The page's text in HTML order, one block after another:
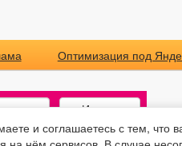
Оптимизация под
и соглашаетесь с тем, что